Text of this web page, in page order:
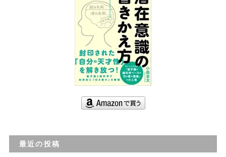
最近の投稿